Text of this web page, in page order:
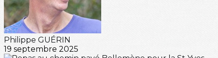
Philippe GUÉRIN
19 septembre 2025